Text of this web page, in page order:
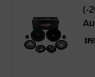
(-